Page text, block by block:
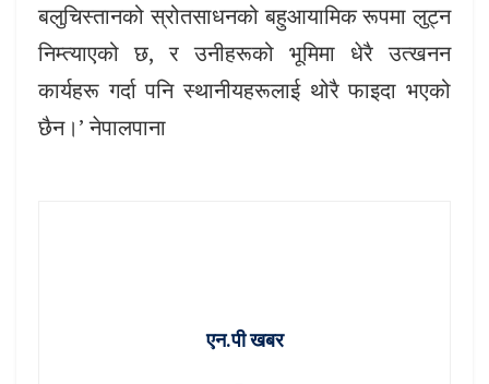
बलुचिस्तानको स्रोतसाधनको बहुआयामिक रूपमा लुट्न
निम्त्याएको छ, र उनीहरूको भूमिमा धेरै उत्खनन
कार्यहरू गर्दा पनि स्थानीयहरूलाई थोरै फाइदा भएको
छैन।’ नेपालपाना
एन.पी खबर